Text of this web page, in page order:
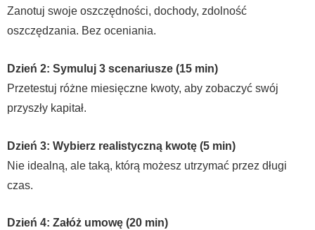
Zanotuj swoje oszczędności, dochody, zdolność
oszczędzania. Bez oceniania.
Dzień 2: Symuluj 3 scenariusze (15 min)
Przetestuj różne miesięczne kwoty, aby zobaczyć swój
przyszły kapitał.
Dzień 3: Wybierz realistyczną kwotę (5 min)
Nie idealną, ale taką, którą możesz utrzymać przez długi
czas.
Dzień 4: Załóż umowę (20 min)